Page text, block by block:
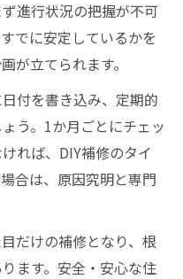
進行状況の把握が不可
でに安定しているかを
が立てられます。
付を書き込み、定期的
う。1か月ごとにチェッ
れば、DIY補修のタイ
合は、原因究明と専門
だけの補修となり、根
ます。安全・安心な住